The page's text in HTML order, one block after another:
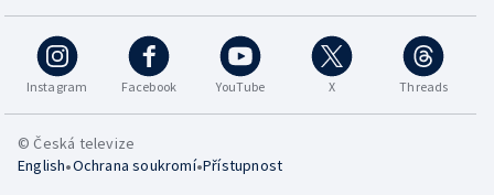
Instagram Facebook YouTube X Threads
© Česká televize
English•Ochrana soukromí•Přístupnost